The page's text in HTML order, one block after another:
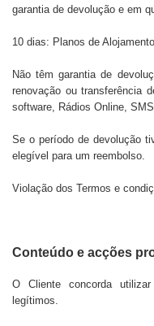
garantia de devolução e em
10 dias: Planos de
Não têm garantia de
renovação ou transferência
software, Rádios Online,
Se o período de devolução
elegível para um reembolso.
Violação dos Termos e
Conteúdo e acções
O Cliente concorda
legítimos.